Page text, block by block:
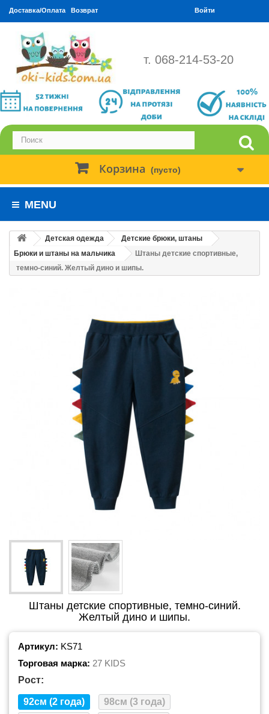
Доставка/Оплата Возврат Войти
т. 068-214-53-20
Корзина (пусто)
MENU
Детская одежда
Детские брюки, штаны
Брюки и штаны на мальчика
Штаны детские спортивные,
темно-синий. Желтый дино и шипы.
Штаны детские спортивные, темно-синий.
Желтый дино и шипы.
Артикул: KS71
Торговая марка: 27 KIDS
Рост:
92см (2 года)
98см (3 года)